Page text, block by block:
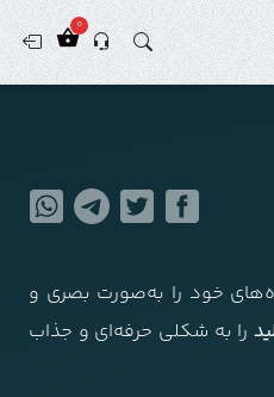
0
خود را به‌صورت بصری و
را به شکلی حرفه‌ای و جذاب